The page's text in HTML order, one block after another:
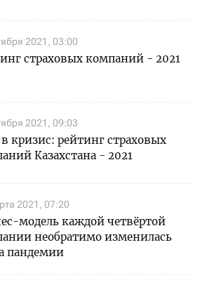
2021, 03:00
страховых компаний - 2021
2021, 09:03
в кризис: рейтинг страховых
Казахстана - 2021
2021, 07:20
модель каждой четвёртой
необратимо изменилась
пандемии